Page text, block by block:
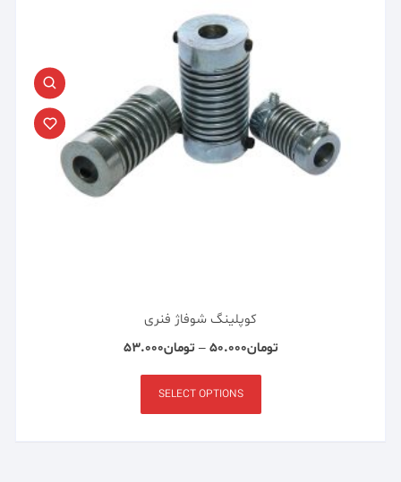
کوپلینگ شوفاژ فنری
تومان۵۰.۰۰۰– تومان۵۳.۰۰۰
SELECT OPTIONS